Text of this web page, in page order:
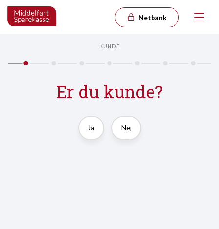
Netbank
KUNDE
Er du kunde?
Ja Nej